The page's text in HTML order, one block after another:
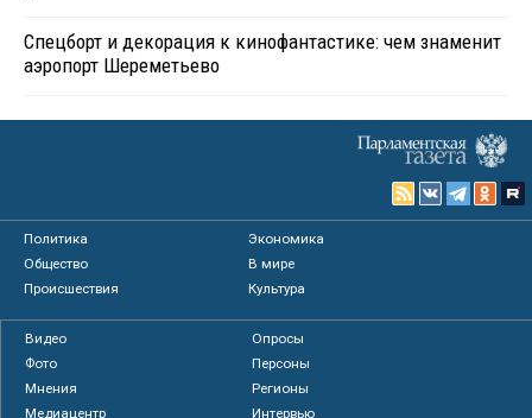
Спецборт и декорация к кинофантастике: чем знаменит
аэропорт Шереметьево
Политика
Экономика
Общество
В мире
Происшествия
Культура
Видео
Опросы
Фото
Персоны
Мнения
Регионы
Медиацентр
Интервью